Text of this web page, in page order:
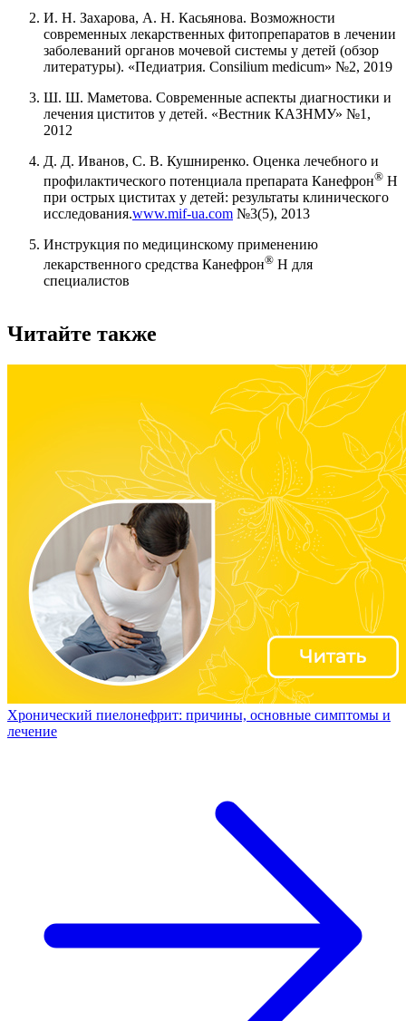
И. Н. Захарова, А. Н. Касьянова. Возможности
современных лекарственных фитопрепаратов в лечении
заболеваний органов мочевой системы у детей (обзор
литературы). «Педиатрия. Consilium medicum» №2, 2019
Ш. Ш. Маметова. Современные аспекты диагностики и
лечения циститов у детей. «Вестник КАЗНМУ» №1,
2012
Д. Д. Иванов, С. В. Кушниренко. Оценка лечебного и
профилактического потенциала препарата Канефрон® Н
при острых циститах у детей: результаты клинического
исследования.www.mif-ua.com №3(5), 2013
Инструкция по медицинскому применению
лекарственного средства Канефрон® Н для
специалистов
Читайте также
Хронический пиелонефрит: причины, основные симптомы и
лечение